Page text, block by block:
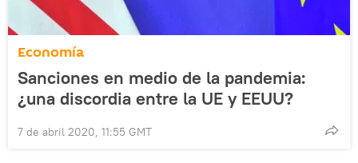
Economía
Sanciones en medio de la pandemia:
¿una discordia entre la UE y EEUU?
7 de abril 2020, 11:55 GMT